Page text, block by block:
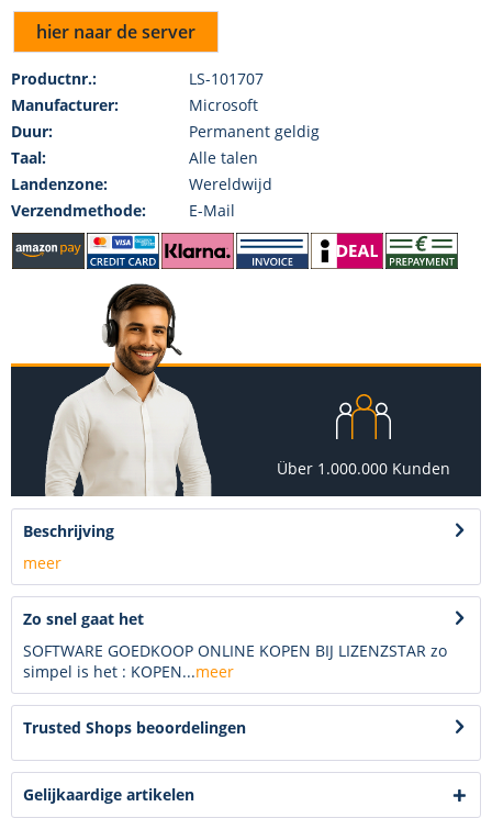
hier naar de server
Productnr.:
LS-101707
Manufacturer:
Microsoft
Duur:
Permanent geldig
Taal:
Alle talen
Landenzone:
Wereldwijd
Verzendmethode:
E-Mail
Über 1.000.000 Kunden
Beschrijving
meer
Zo snel gaat het
SOFTWARE GOEDKOOP ONLINE KOPEN BIJ LIZENZSTAR zo
simpel is het : KOPEN...meer
Trusted Shops beoordelingen
Gelijkaardige artikelen